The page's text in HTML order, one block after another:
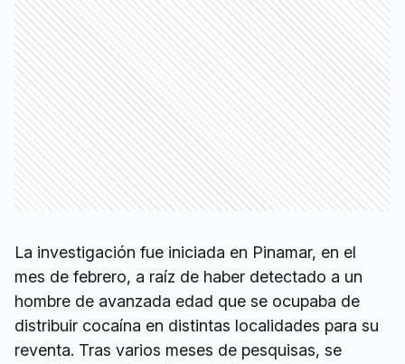
La investigación fue iniciada en Pinamar, en el
mes de febrero, a raíz de haber detectado a un
hombre de avanzada edad que se ocupaba de
distribuir cocaína en distintas localidades para su
reventa. Tras varios meses de pesquisas, se